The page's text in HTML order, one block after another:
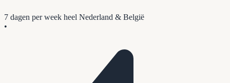
7 dagen per week heel Nederland & België
•